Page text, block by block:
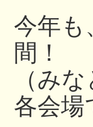
今年も
間！
（み
各会場